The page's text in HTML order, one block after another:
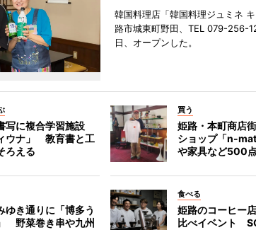
韓国料理店「韓国料理ジュミネ
路市城東町野田、TEL 079-256-
日、オープンした。
写に複合学習施設
ウナ」 教育書と工
ろえる
買う
姫路・本町商店
ショップ「n-
や家具など500
ゆき通りに「博多う
野菜巻き串や九州
食べる
姫路のコーヒー
比べイベント